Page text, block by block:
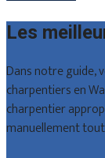
Les
Dans notre guide,
charpentiers en
charpentier
manuellement